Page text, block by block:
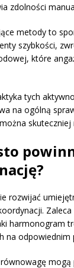
zdolności
metody to
szybkości,
które
tych
na ogólną
skuteczniej
rozwijać
harmonogram
na odpowiednim